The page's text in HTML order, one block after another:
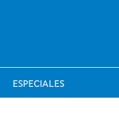
ESPECIALES